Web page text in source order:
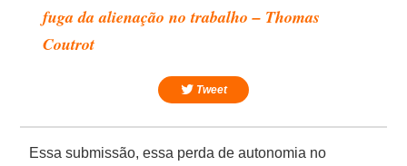
fuga da alienação no trabalho – Thomas
Coutrot
Tweet
Essa submissão, essa perda de autonomia no